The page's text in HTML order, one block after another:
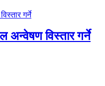
विस्तार गर्ने